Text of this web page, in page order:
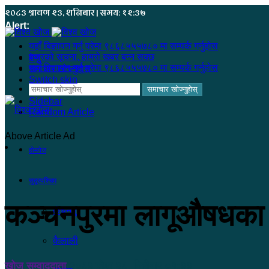
२०८३ श्रावण २३, शनिबार | समय: १२:३७
Alert:
यहाँ बिज्ञापन गर्नु परेमा ९८६८५५५७८० मा सम्पर्क गर्नुहोस
हजुरको सूचना, हाम्रो खबर बन्न सक्छ
यहाँ बिज्ञापन गर्नु परेमा ९८६८५५५७८० मा सम्पर्क गर्नुहोस
समाचार खोज्नुहोस्
Sidebar
Random Article
मेनू
समाचार खोज्नुहोस्
Switch skin
होमपेज
सुदूरपश्चिम
कंचनपुर
कैलाली
Above Article Ad
कञ्चनपुरमा लागूऔषधका
खोज सम्वाददाता२०८३ जेष्ठ २८, बिहीबार ०१:३३